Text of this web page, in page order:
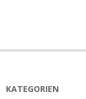
KATEGORIEN